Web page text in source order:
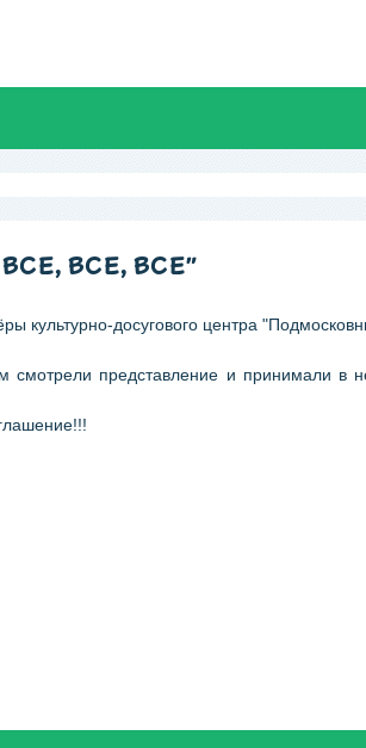
ВСЕ, ВСЕ"
культурно-досугового центра
смотрели представление и принимали в